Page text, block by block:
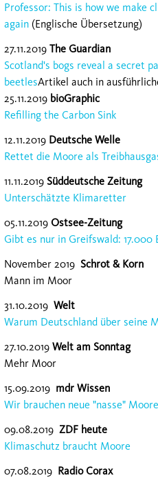
Professor: This is how we make
again (Englische Übersetzung)
27.11.2019 The Guardian
Scotland's bogs reveal a secret
beetlesArtikel auch in
25.11.2019 bioGraphic
Refilling the Carbon Sink
12.11.2019 Deutsche Welle
Rettet die Moore als
11.11.2019 Süddeutsche Zeitung
Unterschätzte Klimaretter
05.11.2019 Ostsee-Zeitung
Gibt es nur in Greifswald: 17.000
November 2019 Schrot & Korn
Mann im Moor
31.10.2019 Welt
Warum Deutschland über seine
27.10.2019 Welt am Sonntag
Mehr Moor
15.09.2019 mdr Wissen
Wir brauchen neue "nasse" Moore
09.08.2019 ZDF heute
Klimaschutz braucht Moore
07.08.2019 Radio Corax